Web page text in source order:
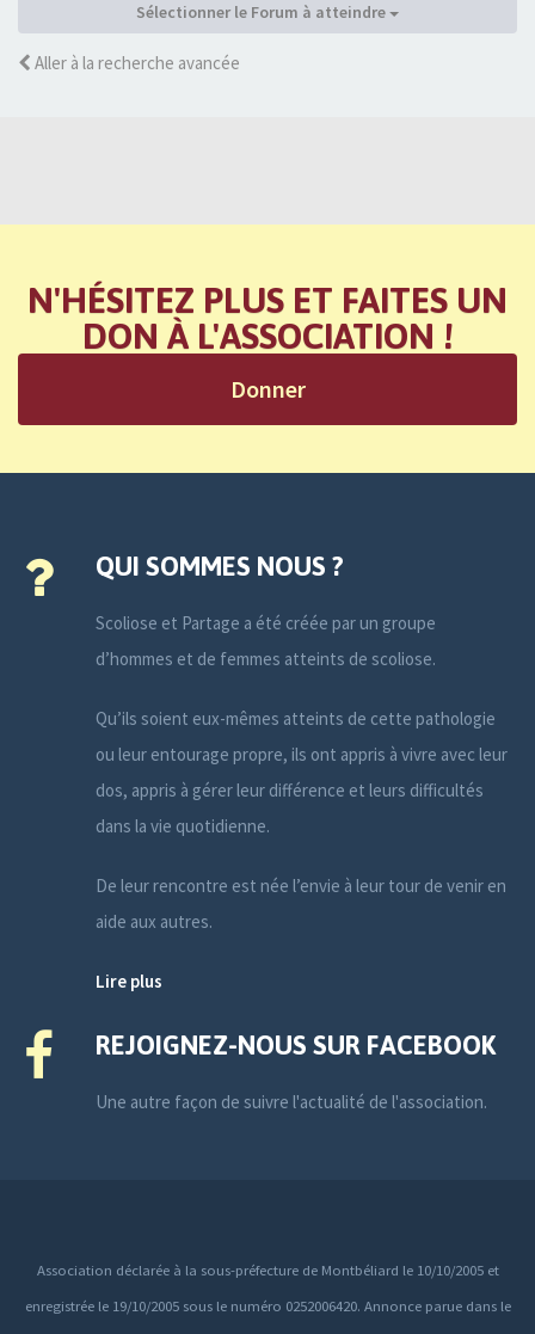
Sélectionner le Forum à atteindre
Aller à la recherche avancée
N'HÉSITEZ PLUS ET FAITES UN
DON À L'ASSOCIATION !
Donner
QUI SOMMES NOUS ?
Scoliose et Partage a été créée par un groupe
d’hommes et de femmes atteints de scoliose.
Qu’ils soient eux-mêmes atteints de cette pathologie
ou leur entourage propre, ils ont appris à vivre avec leur
dos, appris à gérer leur différence et leurs difficultés
dans la vie quotidienne.
De leur rencontre est née l’envie à leur tour de venir en
aide aux autres.
Lire plus
REJOIGNEZ-NOUS SUR FACEBOOK
Une autre façon de suivre l'actualité de l'association.
Association déclarée à la sous-préfecture de Montbéliard le 10/10/2005 et
enregistrée le 19/10/2005 sous le numéro 0252006420. Annonce parue dans le